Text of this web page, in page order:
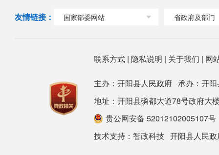
友情链接： 国家部委网站 省政府及部门
联系方式| 隐私说明 | 关于我们 | 网
主办：开阳县人民政府 承办：开
地址：开阳县磷都大道78号政府
贵公网安备 52012102005107号
技术支持： 智政科技 开阳县人民